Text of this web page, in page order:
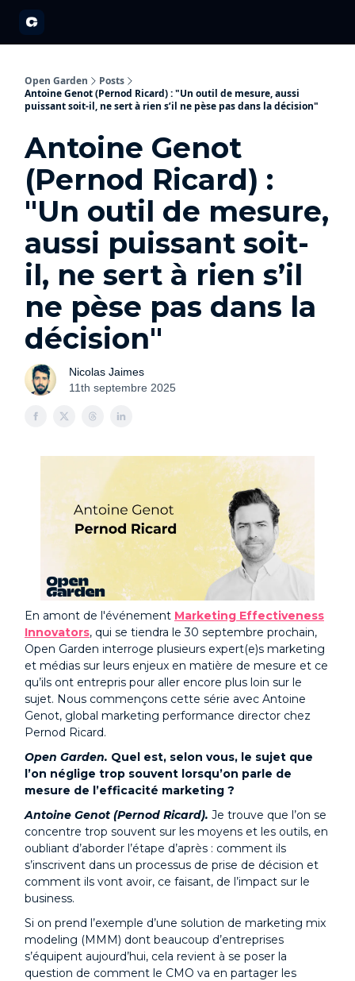
Open Garden
Posts
Antoine Genot (Pernod Ricard) : "Un outil de mesure, aussi
puissant soit-il, ne sert à rien s’il ne pèse pas dans la décision"
Antoine Genot
(Pernod Ricard) :
"Un outil de mesure,
aussi puissant soit-
il, ne sert à rien s’il
ne pèse pas dans la
décision"
Nicolas Jaimes
11th septembre 2025
En amont de l'événement Marketing Effectiveness
Innovators, qui se tiendra le 30 septembre prochain,
Open Garden interroge plusieurs expert(e)s marketing
et médias sur leurs enjeux en matière de mesure et ce
qu’ils ont entrepris pour aller encore plus loin sur le
sujet. Nous commençons cette série avec Antoine
Genot, global marketing performance director chez
Pernod Ricard.
Open Garden. Quel est, selon vous, le sujet que
l’on néglige trop souvent lorsqu’on parle de
mesure de l’efficacité marketing ?
Antoine Genot (Pernod Ricard). Je trouve que l’on se
concentre trop souvent sur les moyens et les outils, en
oubliant d’aborder l’étape d’après : comment ils
s’inscrivent dans un processus de prise de décision et
comment ils vont avoir, ce faisant, de l’impact sur le
business.
Si on prend l’exemple d’une solution de marketing mix
modeling (MMM) dont beaucoup d’entreprises
s’équipent aujourd’hui, cela revient à se poser la
question de comment le CMO va en partager les